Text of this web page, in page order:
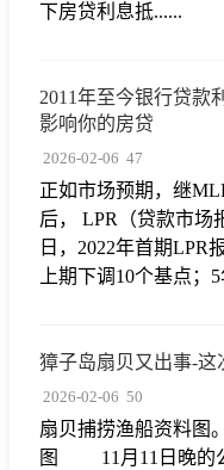
下房贷利息抵......
2011年至今银行贷款
影响你的房贷
2026-02-06 47
正如市场预期，继
后， LPR（贷款市场
日，2022年首期LPR
上期下调10个基点；
獐子岛扇贝又出事-这
2026-02-06 50
扇贝捕捞渔船资料图
图 11月11日晚的公